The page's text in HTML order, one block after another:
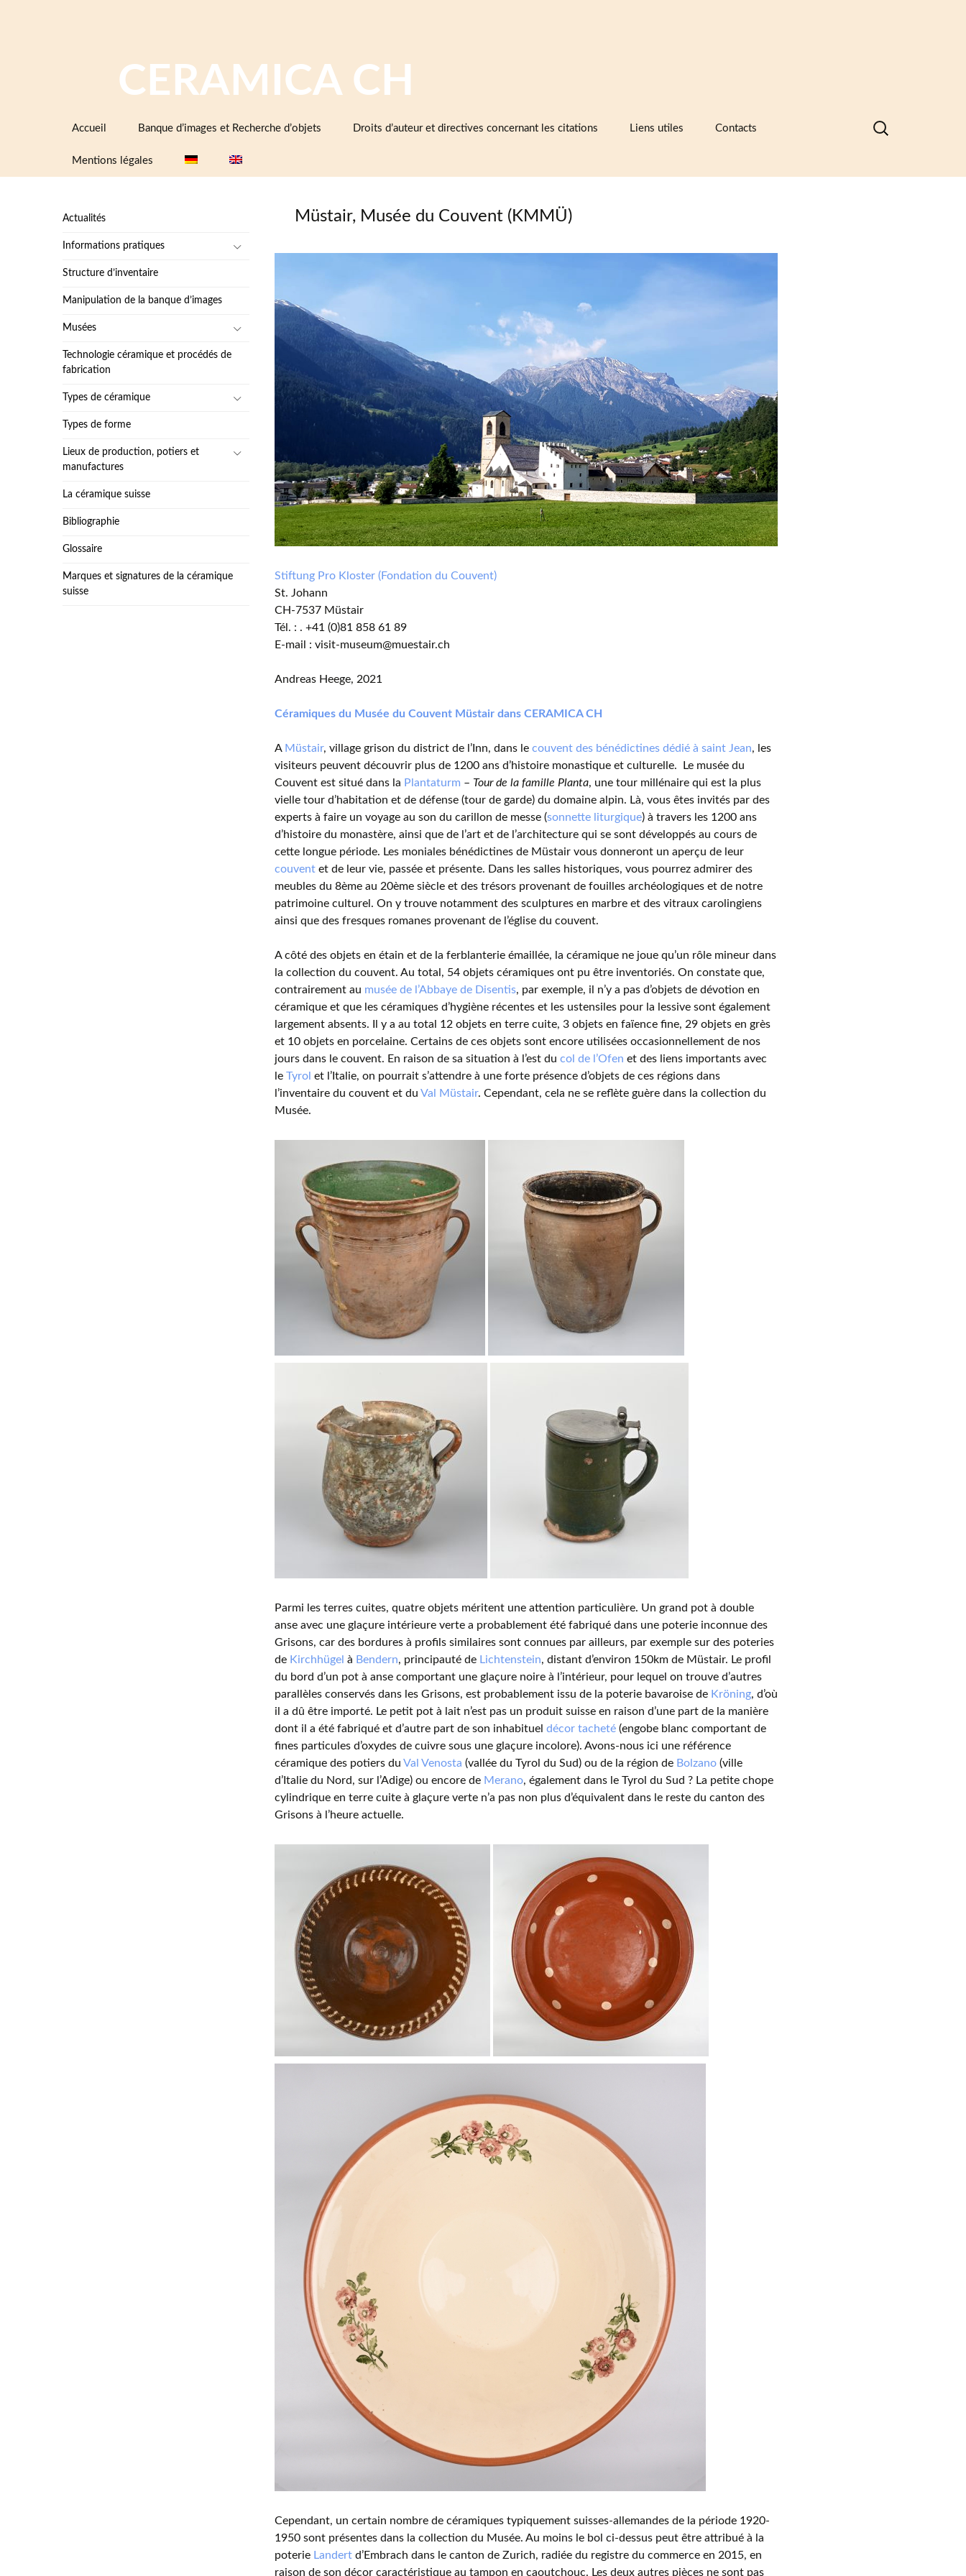
CERAMICA CH
contenu
Accueil Banque d’images et Recherche d’objets Droits d’auteur et directives concernant les citations Liens utiles
céramiques
Musées européens de la céramique
Musées et institutions en Suisse (y
compris les partenaires du projet)
Contacts
Mentions légales
Rechercher :
Müstair, Musée du Couvent (KMMÜ)
Stiftung Pro Kloster (Fondation du Couvent)
St. Johann
CH-7537 Müstair
Tél. : . +41 (0)81 858 61 89
E-mail : visit-museum@muestair.ch
Andreas Heege, 2021
Céramiques du Musée du Couvent Müstair dans CERAMICA CH
A Müstair, village grison du district de l’Inn, dans le couvent des bénédictines dédié à saint Jean, les
visiteurs peuvent découvrir plus de 1200 ans d’histoire monastique et culturelle. Le musée du
Couvent est situé dans la Plantaturm – Tour de la famille Planta, une tour millénaire qui est la plus
vielle tour d’habitation et de défense (tour de garde) du domaine alpin. Là, vous êtes invités par des
experts à faire un voyage au son du carillon de messe (sonnette liturgique) à travers les 1200 ans
d’histoire du monastère, ainsi que de l’art et de l’architecture qui se sont développés au cours de
cette longue période. Les moniales bénédictines de Müstair vous donneront un aperçu de leur
couvent et de leur vie, passée et présente. Dans les salles historiques, vous pourrez admirer des
meubles du 8ème au 20ème siècle et des trésors provenant de fouilles archéologiques et de notre
patrimoine culturel. On y trouve notamment des sculptures en marbre et des vitraux carolingiens
ainsi que des fresques romanes provenant de l’église du couvent.
A côté des objets en étain et de la ferblanterie émaillée, la céramique ne joue qu’un rôle mineur dans
la collection du couvent. Au total, 54 objets céramiques ont pu être inventoriés. On constate que,
contrairement au musée de l’Abbaye de Disentis, par exemple, il n’y a pas d’objets de dévotion en
céramique et que les céramiques d’hygiène récentes et les ustensiles pour la lessive sont également
largement absents. Il y a au total 12 objets en terre cuite, 3 objets en faïence fine, 29 objets en grès
et 10 objets en porcelaine. Certains de ces objets sont encore utilisées occasionnellement de nos
jours dans le couvent. En raison de sa situation à l’est du col de l’Ofen et des liens importants avec
le Tyrol et l’Italie, on pourrait s’attendre à une forte présence d’objets de ces régions dans
l’inventaire du couvent et du Val Müstair. Cependant, cela ne se reflète guère dans la collection du
Musée.
Parmi les terres cuites, quatre objets méritent une attention particulière. Un grand pot à double
anse avec une glaçure intérieure verte a probablement été fabriqué dans une poterie inconnue des
Grisons, car des bordures à profils similaires sont connues par ailleurs, par exemple sur des poteries
de Kirchhügel à Bendern, principauté de Lichtenstein, distant d’environ 150km de Müstair. Le profil
du bord d’un pot à anse comportant une glaçure noire à l’intérieur, pour lequel on trouve d’autres
parallèles conservés dans les Grisons, est probablement issu de la poterie bavaroise de Kröning, d’où
il a dû être importé. Le petit pot à lait n’est pas un produit suisse en raison d’une part de la manière
dont il a été fabriqué et d’autre part de son inhabituel décor tacheté (engobe blanc comportant de
fines particules d’oxydes de cuivre sous une glaçure incolore). Avons-nous ici une référence
céramique des potiers du Val Venosta (vallée du Tyrol du Sud) ou de la région de Bolzano (ville
d’Italie du Nord, sur l’Adige) ou encore de Merano, également dans le Tyrol du Sud ? La petite chope
cylindrique en terre cuite à glaçure verte n’a pas non plus d’équivalent dans le reste du canton des
Grisons à l’heure actuelle.
Cependant, un certain nombre de céramiques typiquement suisses-allemandes de la période 1920-
1950 sont présentes dans la collection du Musée. Au moins le bol ci-dessus peut être attribué à la
poterie Landert d’Embrach dans le canton de Zurich, radiée du registre du commerce en 2015, en
raison de son décor caractéristique au tampon en caoutchouc. Les deux autres pièces ne sont pas
Actualités
Informations pratiques
Structure d’inventaire
Manipulation de la banque d’images
Musées
Technologie céramique et procédés de
fabrication
Types de céramique
Types de forme
Lieux de production, potiers et
manufactures
La céramique suisse
Bibliographie
Glossaire
Marques et signatures de la céramique
suisse